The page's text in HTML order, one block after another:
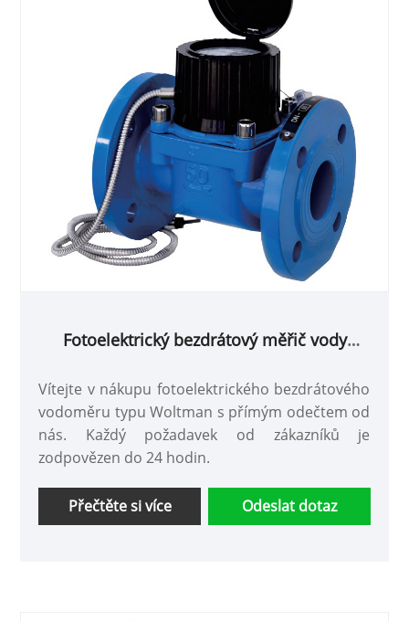
Fotoelektrický bezdrátový měřič vody
Vítejte v nákupu fotoelektrického bezdrátového
vodoměru typu Woltman s přímým odečtem od
nás. Každý požadavek od zákazníků je
zodpovězen do 24 hodin.
Přečtěte si více Odeslat dotaz